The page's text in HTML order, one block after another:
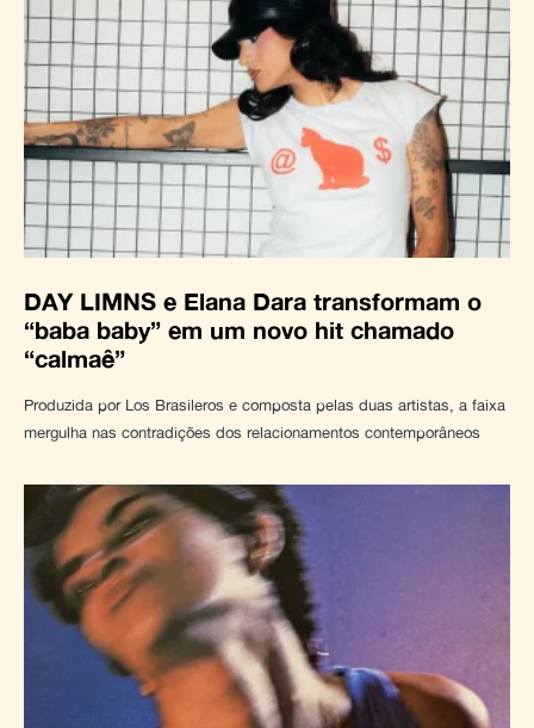
DAY LIMNS e Elana Dara transformam o
“baba baby” em um novo hit chamado
“calmaê”
Produzida por Los Brasileros e composta pelas duas artistas, a faixa
mergulha nas contradições dos relacionamentos contemporâneos